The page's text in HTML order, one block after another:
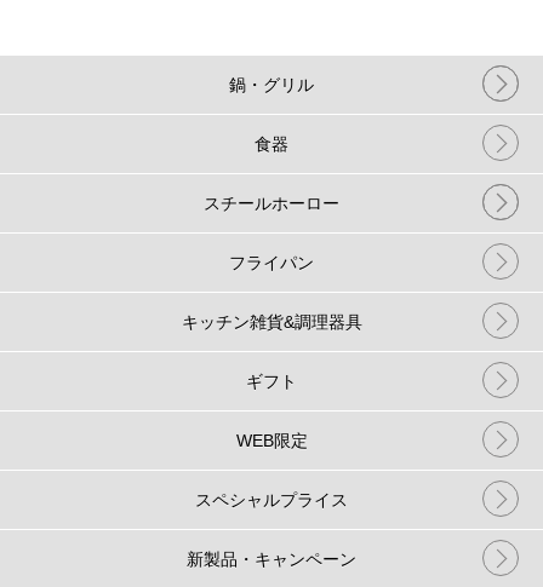
鍋・グリル
食器
スチールホーロー
フライパン
キッチン雑貨&調理器具
ギフト
WEB限定
スペシャルプライス
新製品・キャンペーン